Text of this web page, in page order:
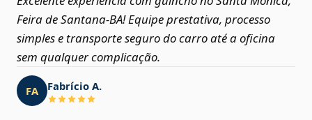
Feira de Santana‑BA! Equipe prestativa, processo
simples e transporte seguro do carro até a oficina
sem qualquer complicação.
FA Fabrício A.